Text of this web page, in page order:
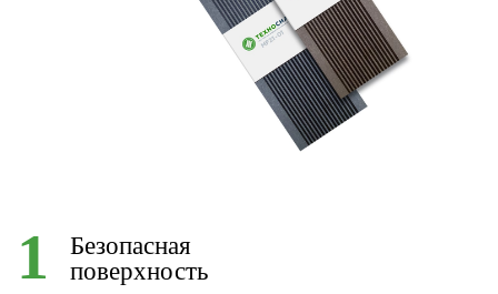
1
Безопасная
поверхность